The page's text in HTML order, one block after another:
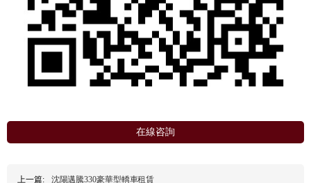
在線咨詢
上一篇:
沈陽邁騰330豪華型轎車租賃